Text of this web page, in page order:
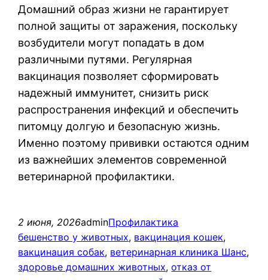
Домашний образ жизни не гарантирует
полной защиты от заражения, поскольку
возбудители могут попадать в дом
различными путями. Регулярная
вакцинация позволяет сформировать
надежный иммунитет, снизить риск
распространения инфекций и обеспечить
питомцу долгую и безопасную жизнь.
Именно поэтому прививки остаются одним
из важнейших элементов современной
ветеринарной профилактики.
2 июня, 2026adminПрофилактика
бешенство у животных, вакцинация кошек
вакцинация собак, ветеринарная клиника Шанс
здоровье домашних животных, отказ от